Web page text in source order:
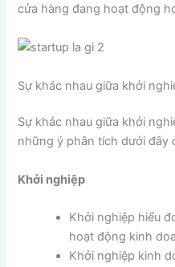
cửa hàng đang hoạt động
Sự khác nhau giữa khởi
Sự khác nhau giữa khởi
những ý phân tích dưới đây
Khởi nghiệp
Khởi nghiệp hiểu
hoạt động kinh
Khởi nghiệp kinh